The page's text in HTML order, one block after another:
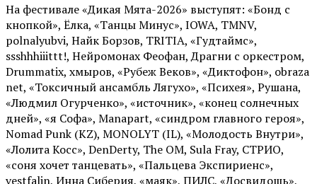
На фестивале «Дикая Мята-2026» выступят: «Бонд с
кнопкой», Ёлка, «Танцы Минус», IOWA, TMNV,
polnalyubvi, Найк Борзов, TRITIA, «Гудтаймс»,
ssshhhiiittt!, Нейромонах Феофан, Драгни с оркестром,
Drummatix, хмыров, «Рубеж Веков», «Диктофон», obraza
net, «Токсичный ансамбль Лягухо», «Психея», Рушана,
«Людмил Огурченко», «источник», «конец солнечных
дней», «я Софа», Manapart, «синдром главного героя»,
Nomad Punk (KZ), MONOLYT (IL), «Молодость Внутри»,
«Лолита Косс», DenDerty, The OM, Sula Fray, СТРИО,
«соня хочет танцевать», «Пальцева Экспириенс»,
vestfalin, Инна Сиберия, «маяк», ПИЛС, «Досвидошь»,